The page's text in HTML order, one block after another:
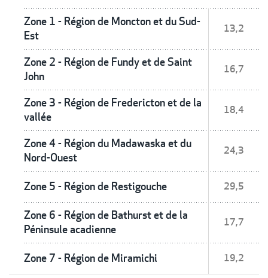
Zone 1 - Région de Moncton et du Sud-
Est
13,2
Zone 2 - Région de Fundy et de Saint
John
16,7
Zone 3 - Région de Fredericton et de la
vallée
18,4
Zone 4 - Région du Madawaska et du
Nord-Ouest
24,3
Zone 5 - Région de Restigouche 29,5
Zone 6 - Région de Bathurst et de la
Péninsule acadienne
17,7
Zone 7 - Région de Miramichi 19,2